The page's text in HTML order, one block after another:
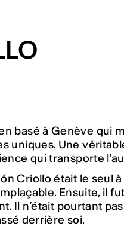
basé à Genève qui
uniques. Une
qui transporte
Criollo était le seul
Ensuite, il
Il n’était pourtant
derrière soi.